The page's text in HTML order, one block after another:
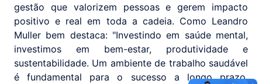
gestão que valorizem pessoas e gerem impacto
positivo e real em toda a cadeia. Como Leandro
Muller bem destaca: "Investindo em saúde mental,
investimos em bem-estar, produtividade e
sustentabilidade. Um ambiente de trabalho saudável
é fundamental para o sucesso a longo prazo,